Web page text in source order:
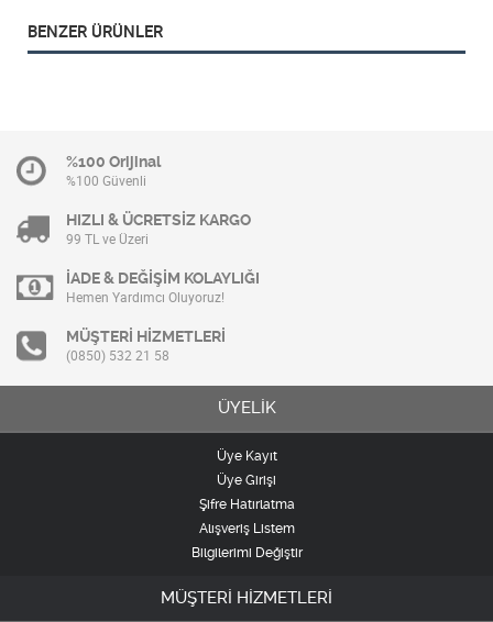
BENZER ÜRÜNLER
%100 Orijinal
%100 Güvenli
HIZLI & ÜCRETSİZ KARGO
99 TL ve Üzeri
İADE & DEĞİŞİM KOLAYLIĞI
Hemen Yardımcı Oluyoruz!
MÜŞTERİ HİZMETLERİ
(0850) 532 21 58
ÜYELİK
Üye Kayıt
Üye Girişi
Şifre Hatırlatma
Alışveriş Listem
Bilgilerimi Değiştir
MÜŞTERİ HİZMETLERİ